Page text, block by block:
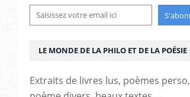
LE MONDE DE LA PHILO ET DE LA POÉSIE
Extraits de livres lus, poèmes perso,